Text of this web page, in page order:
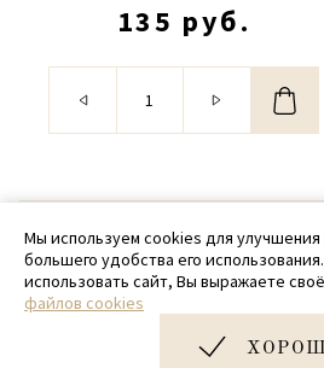
135 руб.
© 2020 - 2026
+ 7 (918) 699-
Дизайн и разработка сайта
Мы используем cookies для улучшения
большего удобства его
использовать сайт, Вы выражаете своё
файлов cookies